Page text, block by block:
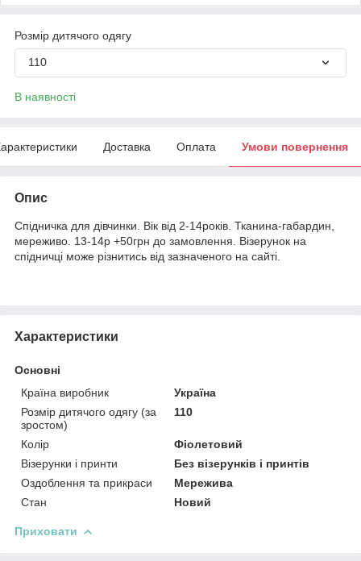
Розмір дитячого одягу
110
В наявності
Доставка Оплата Умови повернення
Опис
Спідничка для дівчинки. Вік від 2-14років. Тканина-габардин,
мереживо. 13-14р +50грн до замовлення. Візерунок на
спідничці може різнитись від зазначеного на сайті.
Характеристики
Основні
Країна виробник
Україна
Розмір дитячого одягу (за
зростом)
110
Колір
Фіолетовий
Візерунки і принти
Без візерунків і принтів
Оздоблення та прикраси
Мережива
Стан
Новий
Приховати